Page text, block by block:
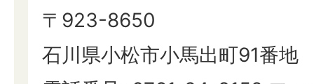
〒923-8650
石川県小松市小馬出町91番地